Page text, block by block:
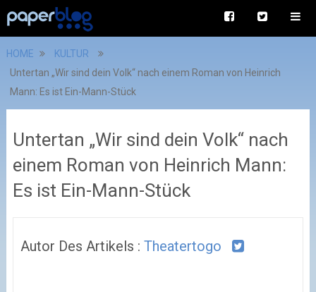
HOME
KULTUR
Untertan „Wir sind dein Volk“ nach einem Roman von Heinrich
Mann: Es ist Ein-Mann-Stück
Untertan „Wir sind dein Volk“ nach
einem Roman von Heinrich Mann:
Es ist Ein-Mann-Stück
Autor Des Artikels : Theatertogo